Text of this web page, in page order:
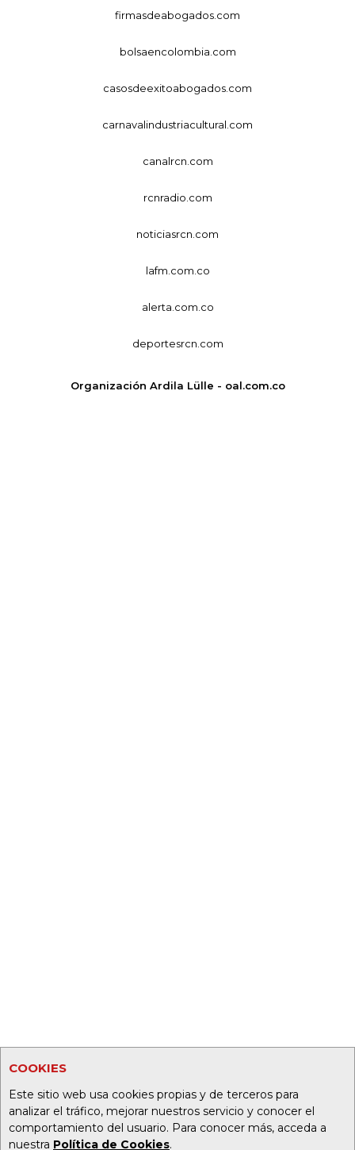
COOKIES
Este sitio web usa cookies propias y de terceros para
analizar el tráfico, mejorar nuestros servicio y conocer el
comportamiento del usuario. Para conocer más, acceda a
nuestra Política de Cookies.
firmasdeabogados.com
bolsaencolombia.com
casosdeexitoabogados.com
carnavalindustriacultural.com
canalrcn.com
rcnradio.com
noticiasrcn.com
lafm.com.co
alerta.com.co
deportesrcn.com
Organización Ardila Lülle - oal.com.co